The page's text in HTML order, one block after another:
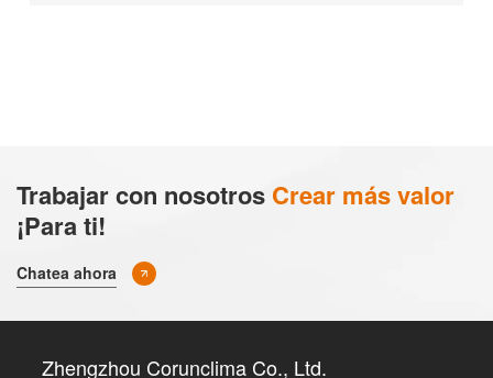
Trabajar con nosotros Crear más valor
¡Para ti!
Chatea ahora
Zhengzhou Corunclima Co., Ltd.